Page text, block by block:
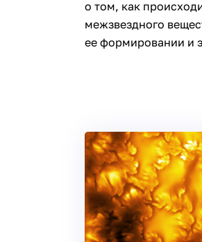
о том, как
межзвездного
ее формировании и